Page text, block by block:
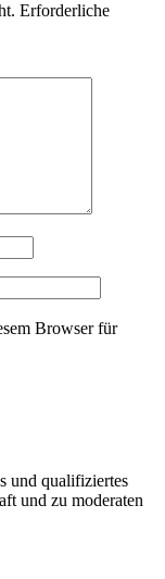
Erforderliche
Browser für
und qualifiziertes
und zu moderaten